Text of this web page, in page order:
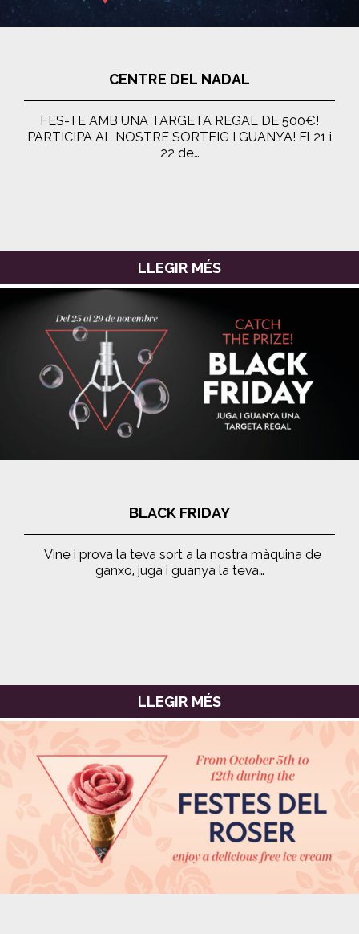
CENTRE DEL NADAL
FES-TE AMB UNA TARGETA REGAL DE 500€!
PARTICIPA AL NOSTRE SORTEIG I GUANYA! El 21 i
22 de…
LLEGIR MÉS
BLACK FRIDAY
Vine i prova la teva sort a la nostra màquina de
ganxo, juga i guanya la teva…
LLEGIR MÉS